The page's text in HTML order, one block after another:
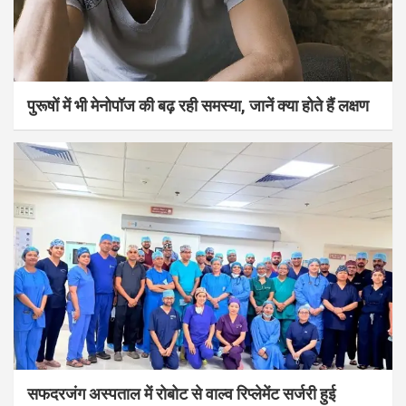
पुरूषों में भी मेनोपॉज की बढ़ रही समस्या, जानें क्या होते हैं लक्षण
सफदरजंग अस्पताल में रोबोट से वाल्व रिप्लेमेंट सर्जरी हुई